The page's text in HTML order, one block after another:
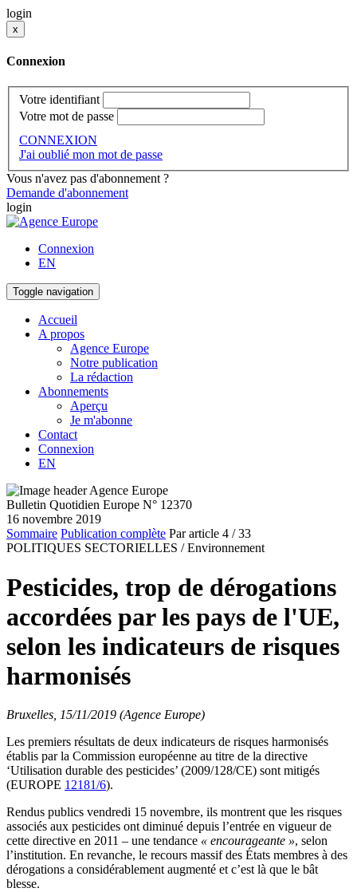
login
x
Connexion
Votre identifiant
Votre mot de passe
CONNEXION
J'ai oublié mon mot de passe
Vous n'avez pas d'abonnement ?
Demande d'abonnement
login
Connexion
EN
Toggle navigation
Accueil
A propos
Agence Europe
Notre publication
La rédaction
Abonnements
Aperçu
Je m'abonne
Contact
Connexion
EN
Bulletin Quotidien Europe N° 12370
16 novembre 2019
Sommaire Publication complète Par article 4 / 33
POLITIQUES SECTORIELLES / Environnement
Pesticides, trop de dérogations
accordées par les pays de l'UE,
selon les indicateurs de risques
harmonisés
Bruxelles, 15/11/2019 (Agence Europe)
Les premiers résultats de deux indicateurs de risques harmonisés
établis par la Commission européenne au titre de la directive
‘Utilisation durable des pesticides’ (2009/128/CE) sont mitigés
(EUROPE 12181/6).
Rendus publics vendredi 15 novembre, ils montrent que les risques
associés aux pesticides ont diminué depuis l’entrée en vigueur de
cette directive en 2011 – une tendance « encourageante », selon
l’institution. En revanche, le recours massif des États membres à des
dérogations a considérablement augmenté et c’est là que le bât
blesse.